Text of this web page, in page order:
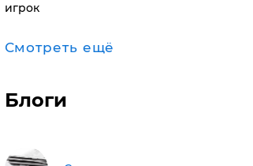
игрок
Смотреть ещё
Блоги